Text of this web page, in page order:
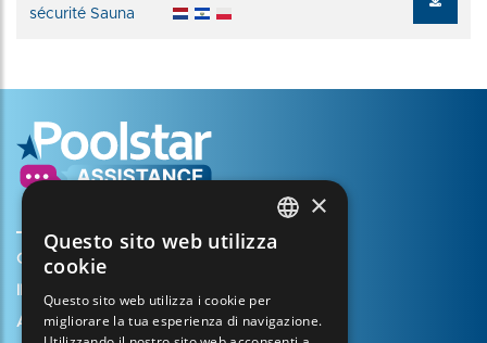
sécurité Sauna
Creare il mio account
Aprire un caso di assistenza
FRENCH
SPANISH
×
Questo sito web utilizza
cookie
Questo sito web utilizza i cookie per
migliorare la tua esperienza di navigazione.